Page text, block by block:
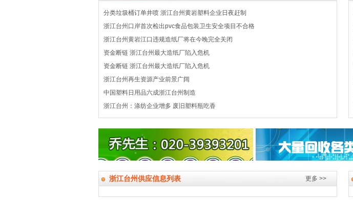
分类垃圾桶订单井喷 浙江台州黄岩塑料企业日夜赶制
浙江台州口岸首次检出pvc食品包装卫生安全项目不合格
浙江台州黄岩江口违规造纸厂将在今晚完全关闭
资金断链 浙江台州最大造纸厂陷入危机
资金断链 浙江台州最大造纸厂陷入危机
浙江台州再生资源产业前景广阔
中国塑料日用品六成浙江台州制造
浙江台州：涤纺企业增多 废旧塑料瓶吃香
浙江台州供应信息列表 更多 >>